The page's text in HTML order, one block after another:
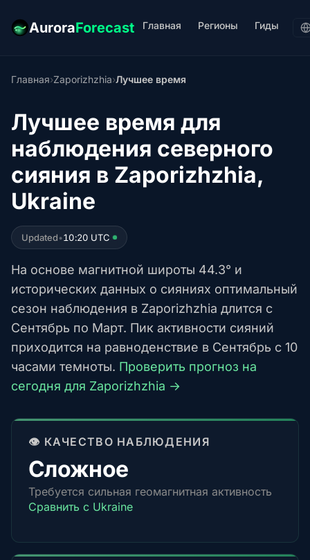
AuroraForecast Главная Регионы Гиды
Главная›Zaporizhzhia›Лучшее время
Лучшее время для
наблюдения северного
сияния в Zaporizhzhia,
Ukraine
Updated•10:20 UTC
На основе магнитной широты 44.3° и
исторических данных о сияниях оптимальный
сезон наблюдения в Zaporizhzhia длится с
Сентябрь по Март. Пик активности сияний
приходится на равноденствие в Сентябрь с 10
часами темноты. Проверить прогноз на
сегодня для Zaporizhzhia →
👁️ КАЧЕСТВО НАБЛЮДЕНИЯ
Сложное
Требуется сильная геомагнитная активность
Сравнить с Ukraine